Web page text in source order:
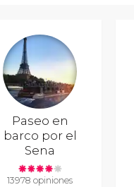
Paseo en
barco por el
Sena
13978 opiniones